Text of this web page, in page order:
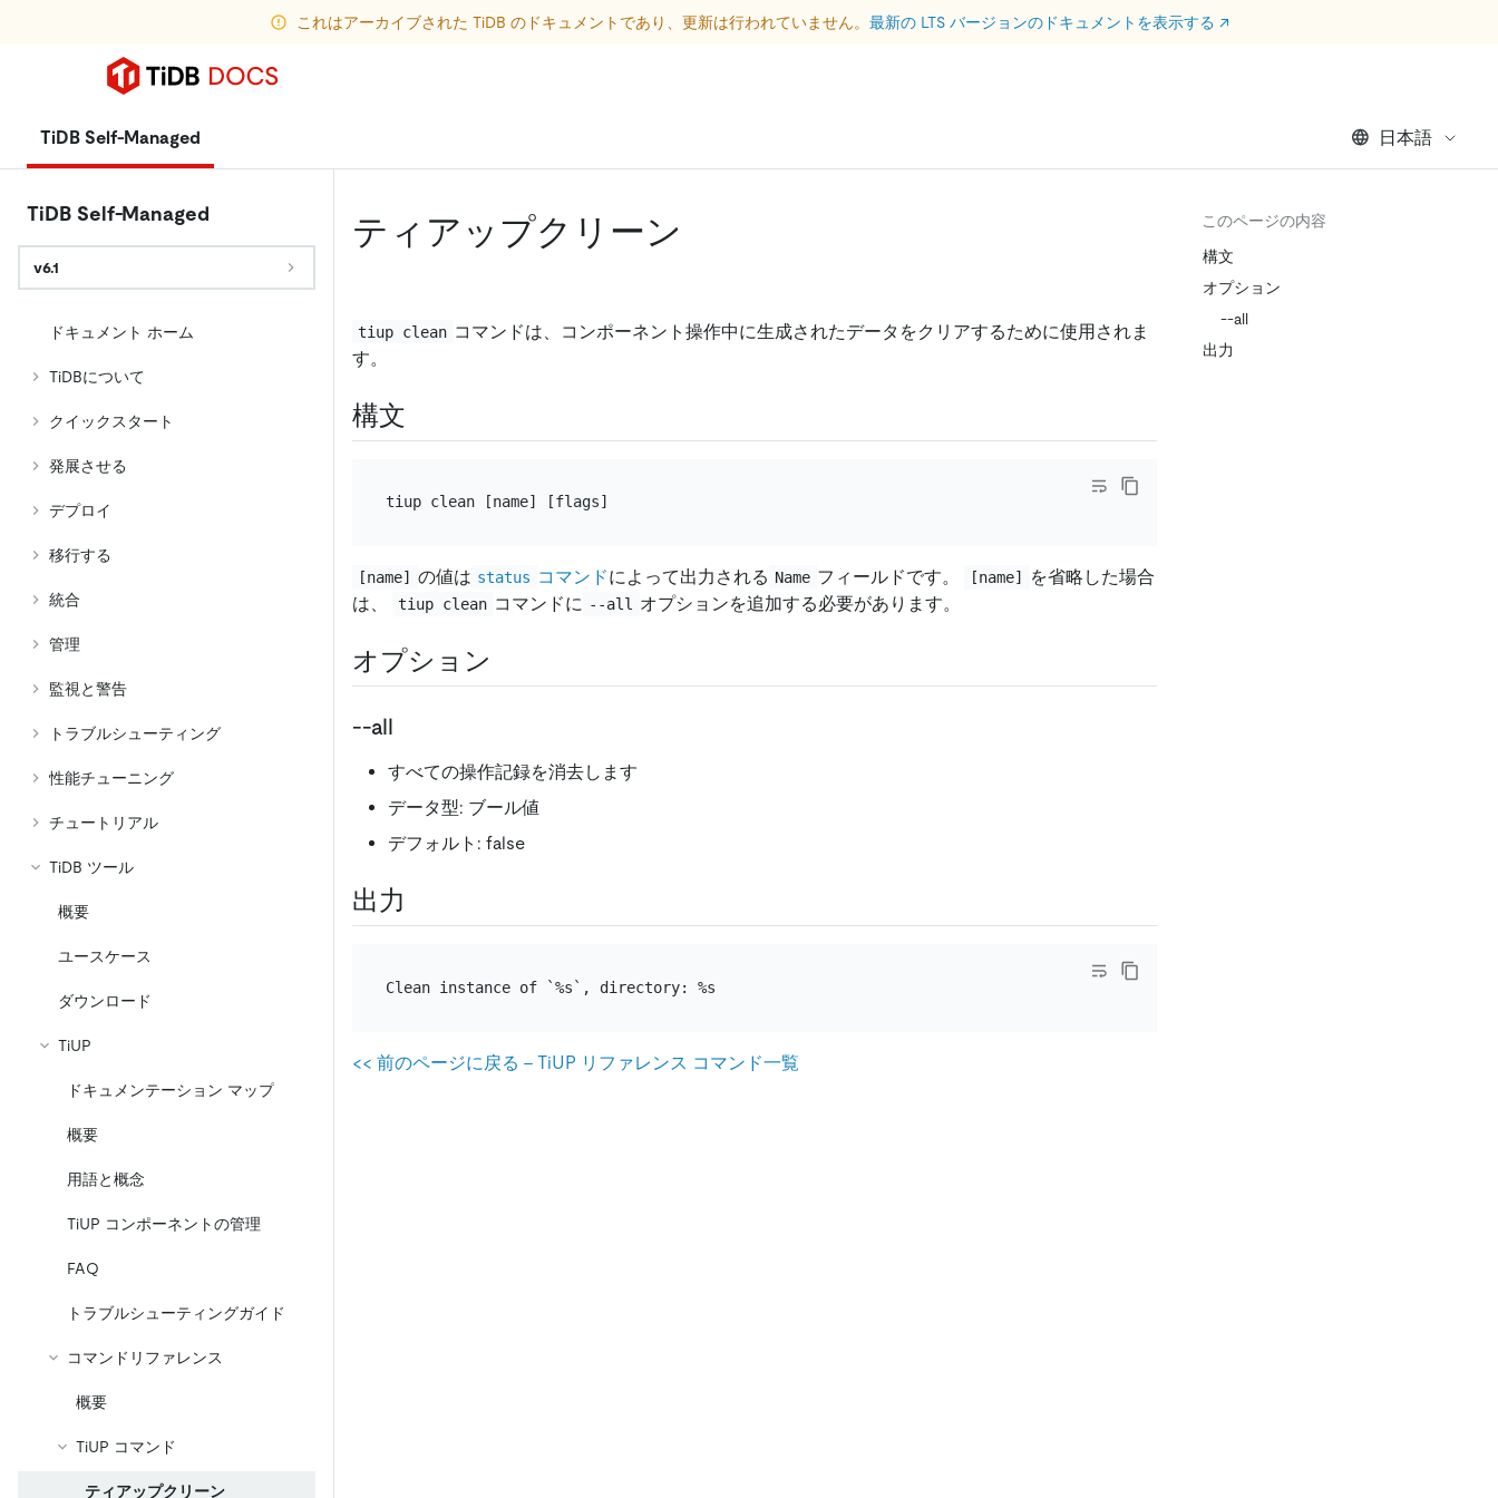
これはアーカイブされた TiDB のドキュメントであり、更新は行われていません。 最新の LTS バージョンのドキュメントを表示する ↗
TiDB Self-Managed 日本語
TiDB Self-Managed
v6.1
ドキュメント ホーム
TiDBについて
クイックスタート
発展させる
デプロイ
移行する
統合
管理
監視と警告
トラブルシューティング
性能チューニング
チュートリアル
TiDB ツール
概要
ユースケース
ダウンロード
TiUP
ドキュメンテーション マップ
概要
用語と概念
TiUP コンポーネントの管理
FAQ
トラブルシューティングガイド
コマンドリファレンス
概要
TiUP コマンド
ティアップクリーン
ティアップクリーン
tiup clean コマンドは、コンポーネント操作中に生成されたデータをクリアするために使用されま
す。
構文
[name] の値は status コマンドによって出力される Name フィールドです。 [name]
を省略した場合
は、
tiup clean コマンドに --all オプションを追加する必要があります。
オプション
--all
すべての操作記録を消去します
データ型: ブール値
デフォルト: false
出力
<< 前のページに戻る - TiUP リファレンス コマンド一覧
このページの内容
構文
オプション
--all
出力